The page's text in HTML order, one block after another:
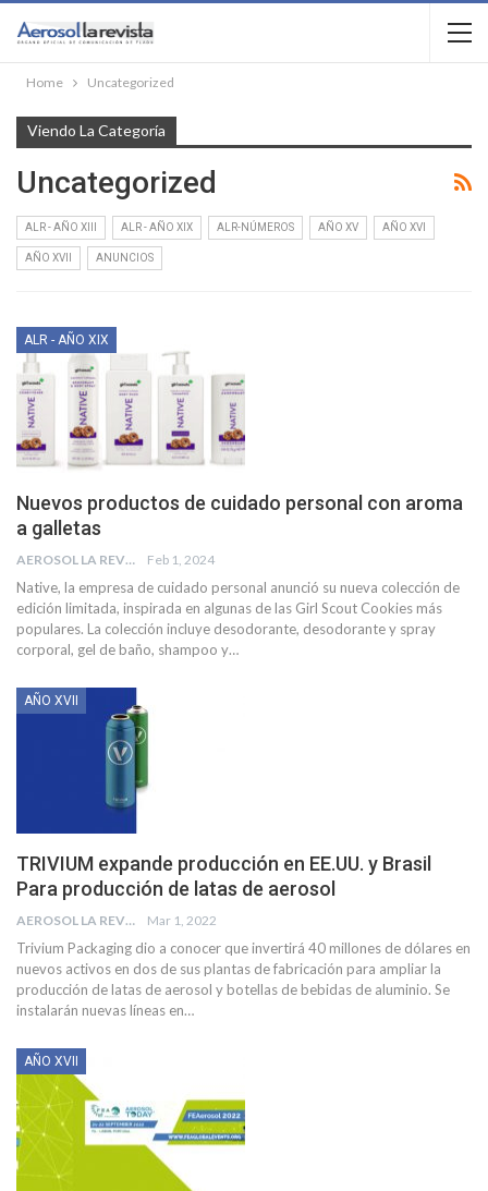
Home Uncategorized
Viendo La Categoría
Uncategorized
ALR - AÑO XIII ALR - AÑO XIX ALR-NÚMEROS AÑO XV AÑO XVI
AÑO XVII ANUNCIOS
ALR - AÑO XIX
Nuevos productos de cuidado personal con aroma
a galletas
AEROSOL LA REVISTA Feb 1, 2024
Native, la empresa de cuidado personal anunció su nueva colección de
edición limitada, inspirada en algunas de las Girl Scout Cookies más
populares. La colección incluye desodorante, desodorante y spray
corporal, gel de baño, shampoo y…
AÑO XVII
TRIVIUM expande producción en EE.UU. y Brasil
Para producción de latas de aerosol
AEROSOL LA REVISTA Mar 1, 2022
Trivium Packaging dio a conocer que invertirá 40 millones de dólares en
nuevos activos en dos de sus plantas de fabricación para ampliar la
producción de latas de aerosol y botellas de bebidas de aluminio. Se
instalarán nuevas líneas en…
AÑO XVII